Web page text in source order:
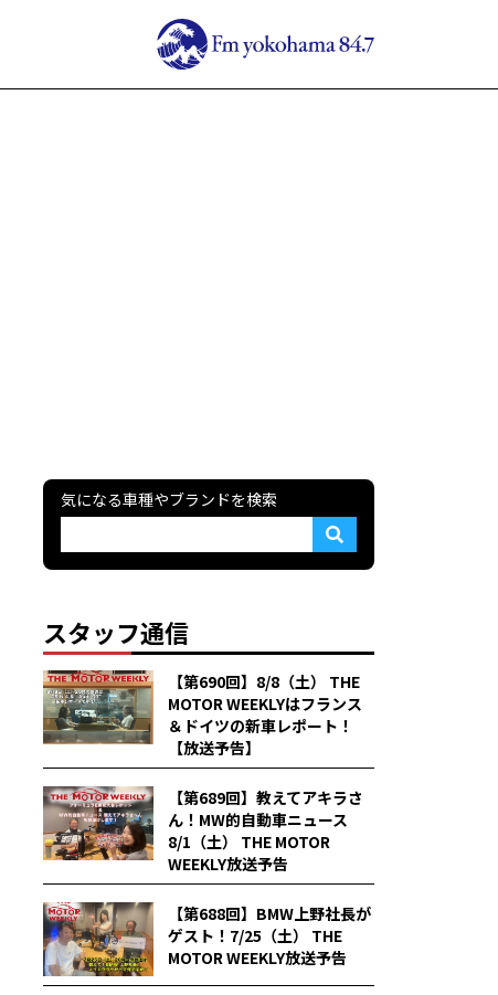
気になる車種やブランドを検索
スタッフ通信
【第690回】8/8（土） THE
MOTOR WEEKLYはフランス
＆ドイツの新車レポート！
【放送予告】
【第689回】教えてアキラさ
ん！MW的自動車ニュース
8/1（土） THE MOTOR
WEEKLY放送予告
【第688回】BMW上野社長が
ゲスト！7/25（土） THE
MOTOR WEEKLY放送予告